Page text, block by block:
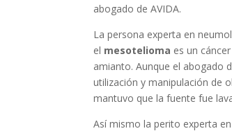
abogado de AVIDA.
La persona experta en
el mesotelioma es un
amianto. Aunque el abogado
utilización y manipulación de
mantuvo que la fuente fue
Así mismo la perito experta